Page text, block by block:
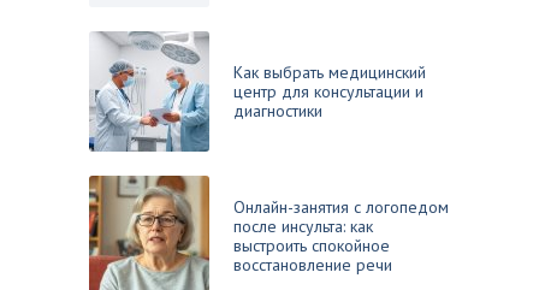
Как выбрать медицинский
центр для консультации и
диагностики
Онлайн-занятия с логопедом
после инсульта: как
выстроить спокойное
восстановление речи